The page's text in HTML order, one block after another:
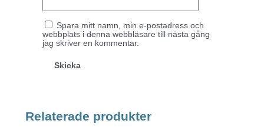
Spara mitt namn, min e-postadress och
webbplats i denna webbläsare till nästa gång
jag skriver en kommentar.
Relaterade produkter